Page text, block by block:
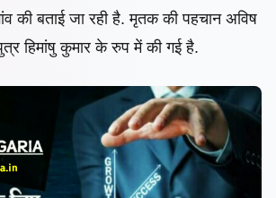
की बताई जा रही है. मृतक की पहचानअविष
हिमांषु कुमार के रुप में की गई है.